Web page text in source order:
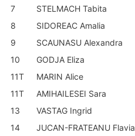
7
STELMACH Tabita
8
SIDOREAC Amalia
9
SCAUNASU Alexandra
10
GODJA Eliza
11T
MARIN Alice
11T
AMIHAILESEI Sara
13
VASTAG Ingrid
14
JUCAN-FRATEANU Flavia